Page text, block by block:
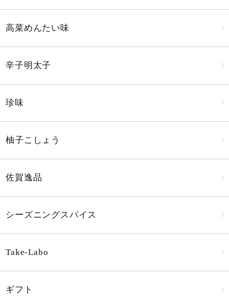
高菜めんたい味
辛子明太子
珍味
柚子こしょう
佐賀逸品
シーズニングスパイス
Take-Labo
ギフト